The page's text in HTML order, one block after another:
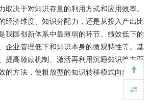
取决于对知识存量的利用方式和应用效率。
经济维度、知识分配力，还是从投入产出比
我国创新体系中最薄弱的环节。绩效低下的
企业管理低下和知识本身的微观特性等。基
提高激励机制、激活再利用沉睡知识等方面
的方法，使粗放型的知识转移模式向集约型